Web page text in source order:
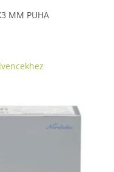
MM PUHA